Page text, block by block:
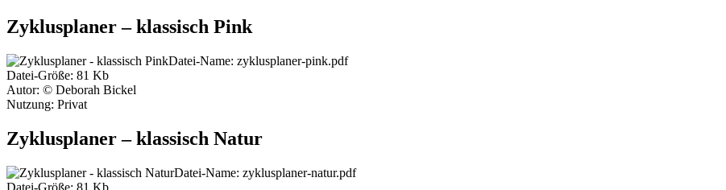
Zyklusplaner – klassisch Pink
Datei-Name: zyklusplaner-pink.pdf
Datei-Größe: 81 Kb
Autor: © Deborah Bickel
Nutzung: Privat
Zyklusplaner – klassisch Natur
Datei-Name: zyklusplaner-natur.pdf
Datei-Größe: 81 Kb